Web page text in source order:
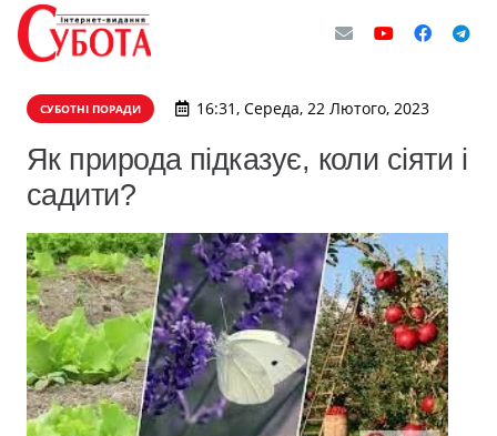
СУБОТНІ ПОРАДИ 16:31, Середа, 22 Лютого, 2023
Як природа підказує, коли сіяти і
садити?